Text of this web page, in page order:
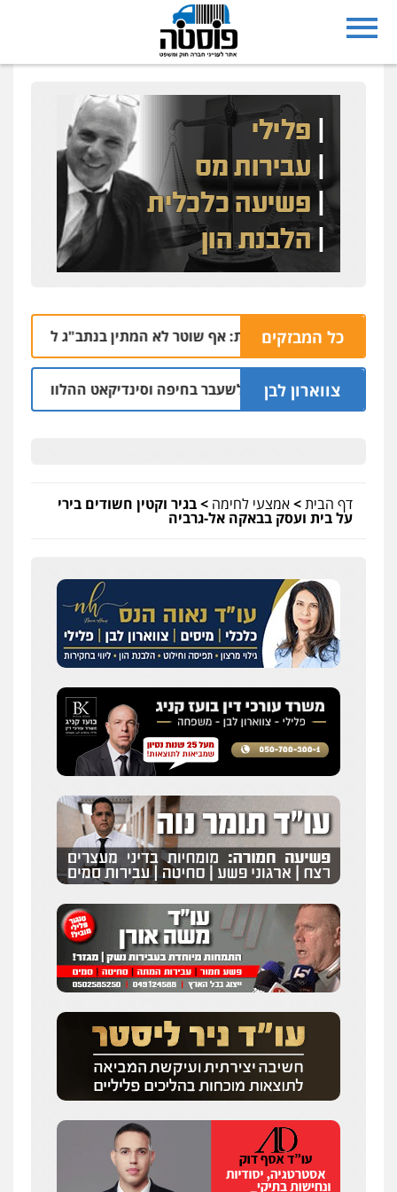
כל המבזקים
הרצח בנתיבות: אף שוטר לא המתין בנתב"ג לזכריה אדרי
צווארון לבן
אישום: יו"ר ש"ס לשעבר בחיפה וסינדיקאט ההלוואות של
דף הבית>אמצעי לחימה >בגיר וקטין חשודים בירי
על בית ועסק בבאקה אל-גרביה